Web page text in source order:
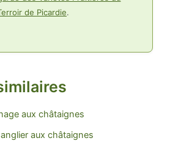
de Picardie.
aux châtaignes
aux châtaignes